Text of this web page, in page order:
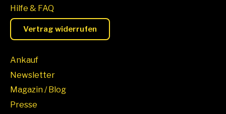
Hilfe & FAQ
Vertrag widerrufen
Ankauf
Newsletter
Magazin / Blog
Presse